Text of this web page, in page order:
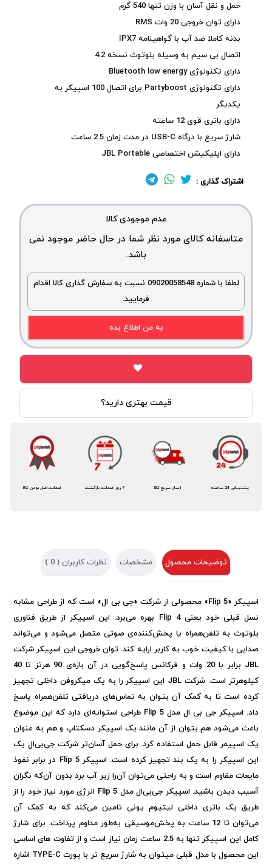
حمل و نقل آسان با وزن تنها 540 گرم
دارای توان خروجی 20 وات RMS
بدنه کاملا ضد آب با گواهینامه IPX7
اتصال بی سیم به وسیله بلوتوث نسخه 4.2
دارای تکنولوژی Bluetooth low energy
دارای تکنولوژی Partyboost برای اتصال 100 اسپیکر به
یکدیگر
دارای باتری قوی 12 ساعته
شارژ سریع با درگاه USB-C در مدت زمان 2.5 ساعت
دارای اپلیکیشن اختصاصی JBL Portable
اشتراک گذاری :
عدم موجودی کالا
متاسفانه کالای مورد نظر شما در حال حاضر موجود نمی
باشد.
لطفا با شماره 09020058548 نسبت به سفارش گذاری کالا اقدام
فرمایید.
به من اطلاع بده
قیمت بهتری دارید؟
ضمانت اصل بودن کالا 7 روز ضمانت بازگشت ارسال سریع کالا پشتیبانی 24 ساعته
توضیحات محصول مشخصات نظرات کاربران ( 0
)
اسپیکر «Flip 5» محصولی از شرکت «جی‌ بی ال» است که از طراحی مشابه‌
نسل قبلی خود یعنی Flip 4 بهره می‌برد. این اسپیکر از طریق فناوری
بلوتوث به تلفن‌همراه یا پخش‌کننده‌ی صوتی متصل می‌شود و می‌تواند
صدایی با کیفیت خوب به کاربر ارایه کند. توان خروجی این اسپیکر شرکت
JBL برابر با 20 وات و فرکانس پاسخ‌گویی در آن بازه‌ی 90 هرتز تا 40
کیلوهرتز است. شرکت JBL این اسپیکر را به یک میکروفن داخلی تجهیز
کرده است تا به کمک آن بتوان به تماس‌های دریافتی تلفن‌همراه پاسخ
داد. اسپیکر جی بی ال مدل Flip 5 طراحی استوانه‌ای دارد که این موضوع
باعث می‌شود هم بتوان از آن مانند یک اسپیکر دسکتاپ و هم به عنوان
یک اسپیمر قابل حمل استفاده کرد. برای حمل آسان‌تر شرکت جی‌بی‌ال یک
این اسپیکر را به یک بند تجهیز کرده است. اسپیکر Flip 5 در برابر نفوذ
مایعات مقاوم است و به راحتی می‌توان آن‌را زیر آب برد بدون آن‌که نگران
آسیب دیدن باشید. اسپیکر جی‌بی‌ال مدل Flip 5 انرژی مورد نیاز خود را از
طریق یک باتری داخلی لیتیوم یونی تامین می‌کند که به کمک آن
می‌‌توان تا 12 ساعت به پخش‌موسیقی به‌طور مداوم پرداخت. برای شارژ
کامل این اسپیکر تنها به 2.5 ساعت زمان نیاز است و از تفاوت های اساسی
این محصول با مدل قبلی میتوان به شارژ سریع تر با پورت TYPE-C اشاره